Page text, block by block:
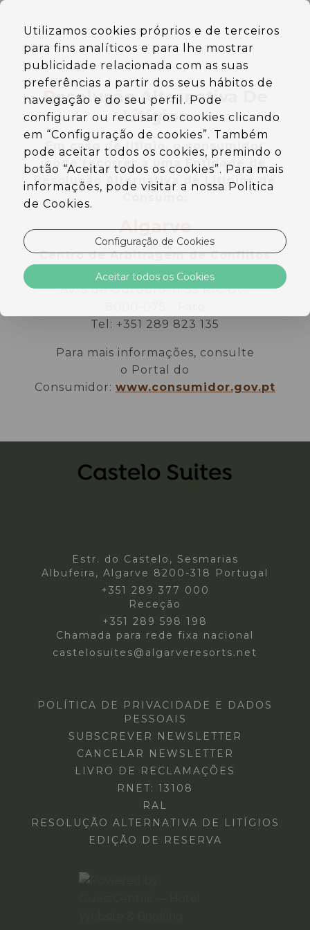
Resolução Alternativa De
Litígios
Em caso de lití­gio, o consumidor
pode recorrer a uma Entidade de
Resolução Alternativa de Lití­gios de
Algarve
Centro de Arbitragem de Conflitos
de Consumo do Algarve
Av. 5 de Outubro, nº55 R/C Dtº.
Tel: +351 289 823 135
Para mais informações, consulte
o Portal do
Consumidor: www.consumidor.gov.pt
Estr. do Castelo, Sesmarias
Albufeira, Algarve 8200-318 Portugal
+351 289 377 000
Receção
+351 289 598 198
Chamada para rede fixa nacional
castelosuites@algarveresorts.net
POLÍTICA DE PRIVACIDADE E DADOS
PESSOAIS
SUBSCREVER NEWSLETTER
CANCELAR NEWSLETTER
LIVRO DE RECLAMAÇÕES
RNET: 13108
RAL
RESOLUÇÃO ALTERNATIVA DE LITÍGIOS
EDIÇÃO DE RESERVA
Utilizamos cookies próprios e de terceiros
para fins analíticos e para lhe mostrar
publicidade relacionada com as suas
preferências a partir dos seus hábitos de
navegação e do seu perfil. Pode
configurar ou recusar os cookies clicando
em “Configuração de cookies”. Também
pode aceitar todos os cookies, premindo o
botão “Aceitar todos os cookies”. Para mais
informações, pode visitar a nossa Politica
de Cookies.
Configuração de Cookies
Aceitar todos os Cookies